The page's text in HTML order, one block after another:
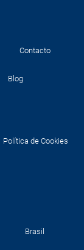
Contacto
Blog
Política de Cookies
Brasil